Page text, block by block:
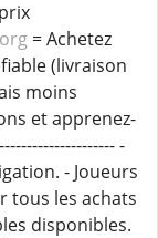
= Achetez
(livraison
moins
et apprenez-
-
- Joueurs
tous les achats
disponibles.